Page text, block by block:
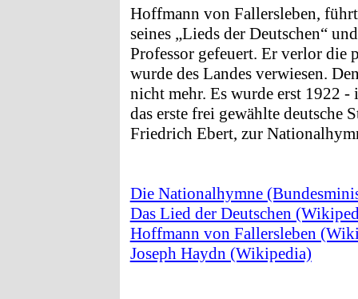
Hoffmann von Fallersleben,
seines „Lieds der Deutschen“
Professor gefeuert. Er verlor die
wurde des Landes verwiesen.
nicht mehr. Es wurde erst 1922
das erste frei gewählte deutsche
Friedrich Ebert, zur
Die Nationalhymne
Das Lied der Deutschen
Hoffmann von Fallersleben
Joseph Haydn (Wikipedia)